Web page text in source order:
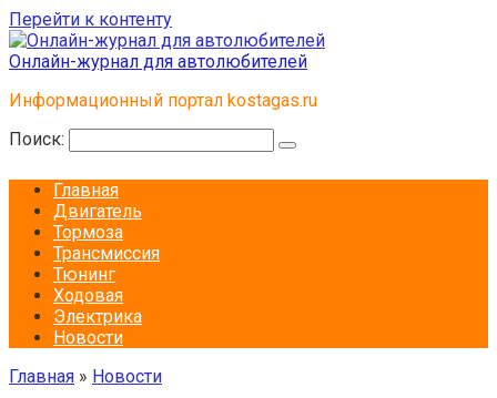
Перейти к контенту
Онлайн-журнал для автолюбителей
Информационный портал kostagas.ru
Поиск:
Главная
Двигатель
Тормоза
Трансмиссия
Тюнинг
Ходовая
Электрика
Новости
Главная » Новости